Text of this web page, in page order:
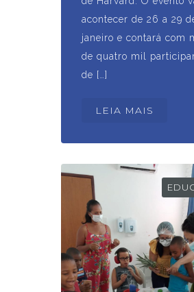
acontecer de 26 a 29
janeiro e contará com
de quatro mil
de […]
LEIA MAIS